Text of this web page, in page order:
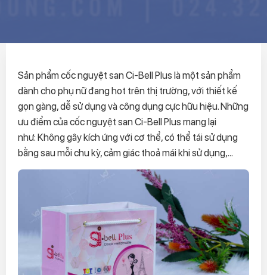
Sản phẩm cốc nguyệt san Ci-Bell Plus là một sản phẩm
dành cho phụ nữ đang hot trên thị trường, với thiết kế
gọn gàng, dễ sử dụng và công dụng cực hữu hiệu. Những
ưu điểm của cốc nguyệt san Ci-Bell Plus mang lại
như: Không gây kích ứng với cơ thể, có thể tái sử dụng
bằng sau mỗi chu kỳ, cảm giác thoả mái khi sử dụng,...